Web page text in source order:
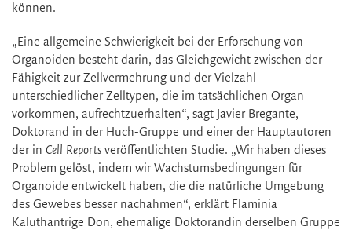
können.
„Eine allgemeine Schwierigkeit bei der Erforschung von
Organoiden besteht darin, das Gleichgewicht zwischen der
Fähigkeit zur Zellvermehrung und der Vielzahl
unterschiedlicher Zelltypen, die im tatsächlichen Organ
vorkommen, aufrechtzuerhalten“, sagt Javier Bregante,
Doktorand in der Huch-Gruppe und einer der Hauptautoren
der in Cell Reports veröffentlichten Studie. „Wir haben dieses
Problem gelöst, indem wir Wachstumsbedingungen für
Organoide entwickelt haben, die die natürliche Umgebung
des Gewebes besser nachahmen“, erklärt Flaminia
Kaluthantrige Don, ehemalige Doktorandin derselben Gruppe